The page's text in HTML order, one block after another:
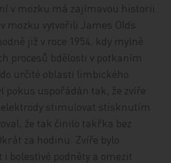
v mozku má zajímavou historii.
mozku vytvořili James Olds
již v roce 1954, kdy mylně
procesů bdělosti v potkaním
určité oblasti limbického
pokus uspořádán tak, že zvíře
stimulovat stisknutím
že tak činilo takřka bez
za hodinu. Zvíře bylo
i bolestivé podněty a omezit